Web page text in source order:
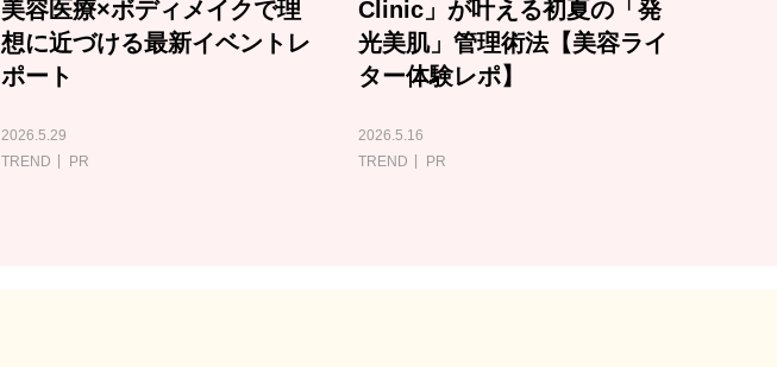
美容医療×ボディメイクで理
想に近づける最新イベントレ
ポート
2026.5.29
TREND
PR
Clinic」が叶える初夏の「発
光美肌」管理術法【美容ライ
ター体験レポ】
2026.5.16
TREND
PR